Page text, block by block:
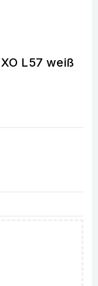
L57 weiß